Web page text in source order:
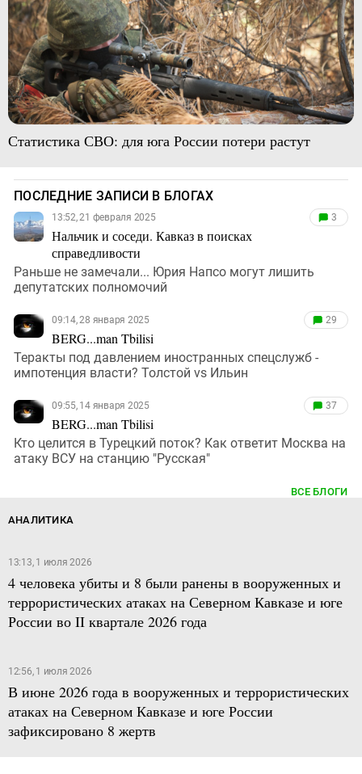
Статистика СВО: для юга России потери растут
ПОСЛЕДНИЕ ЗАПИСИ В БЛОГАХ
13:52, 21 февраля 2025
Нальчик и соседи. Кавказ в поисках
справедливости
3
Раньше не замечали... Юрия Напсо могут лишить
депутатских полномочий
09:14, 28 января 2025
BERG...man Tbilisi
29
Теракты под давлением иностранных спецслужб -
импотенция власти? Толстой vs Ильин
09:55, 14 января 2025
BERG...man Tbilisi
37
Кто целится в Турецкий поток? Как ответит Москва на
атаку ВСУ на станцию "Русская"
ВСЕ БЛОГИ
АНАЛИТИКА
13:13, 1 июля 2026
4 человека убиты и 8 были ранены в вооруженных и
террористических атаках на Северном Кавказе и юге
России во II квартале 2026 года
12:56, 1 июля 2026
В июне 2026 года в вооруженных и террористических
атаках на Северном Кавказе и юге России
зафиксировано 8 жертв